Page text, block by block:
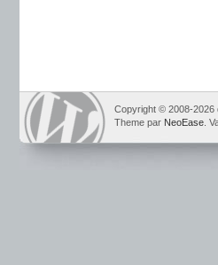
Copyright © 2008-2026
Theme par NeoEase .